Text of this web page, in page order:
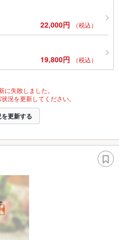
22,000円 （税込）
19,800円 （税込）
に失敗しました。
況を更新してください。
更新する